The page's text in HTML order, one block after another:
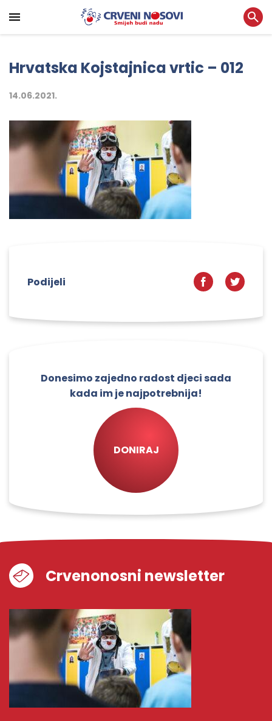
Hrvatska Kojstajnica vrtic – 012
14.06.2021.
Podijeli
Donesimo zajedno radost djeci sada
kada im je najpotrebnija!
DONIRAJ
Crvenonosni newsletter